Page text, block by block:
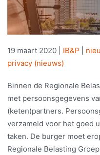
19 maart 2020 IB&P
privacy (nieuws)
Binnen de Regionale
met persoonsgegevens
(keten)partners.
verzameld voor het goed
taken. De burger moet
Regionale Belasting